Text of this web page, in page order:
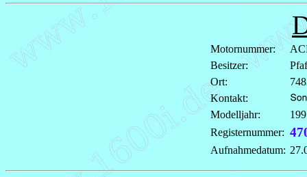
Motornummer:
Besitzer:
Ort:
Kontakt:
Modelljahr:
Registernummer:
Aufnahmedatum: